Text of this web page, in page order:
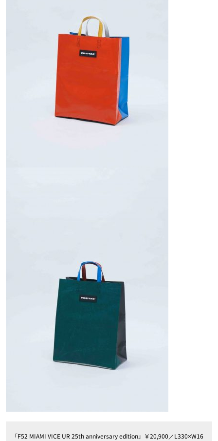
「F52 MIAMI VICE UR 25th anniversary edition」￥20,900／L330×W16